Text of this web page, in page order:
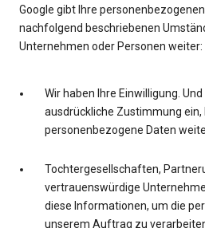
Google gibt Ihre
nachfolgend beschriebenen
Unternehmen oder Personen weiter:
Wir haben Ihre Einwilligung.
ausdrückliche Zustimmung ein,
personenbezogene Daten
Tochtergesellschaften,
vertrauenswürdige
diese Informationen, um die
unserem Auftrag zu